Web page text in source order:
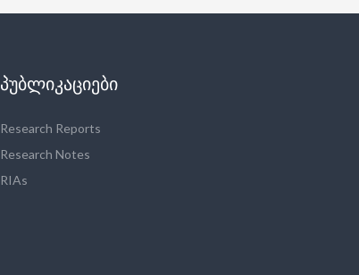
ᲞᲣᲑᲚᲘᲙᲐᲪᲘᲔᲑᲘ
Research Reports
Research Notes
RIAs